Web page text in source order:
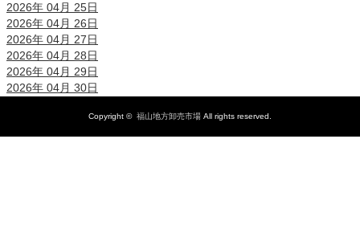
2026年 04月 25日
2026年 04月 26日
2026年 04月 27日
2026年 04月 28日
2026年 04月 29日
2026年 04月 30日
Copyright © 福山地方卸売市場 All rights reserved.